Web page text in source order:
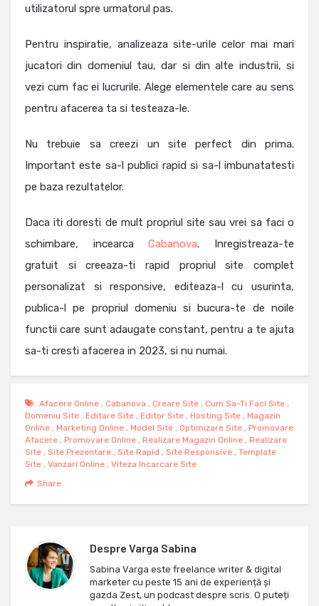
utilizatorul spre urmatorul pas.
Pentru inspiratie, analizeaza site-urile celor mai mari
jucatori din domeniul tau, dar si din alte industrii, si
vezi cum fac ei lucrurile. Alege elementele care au sens
pentru afacerea ta si testeaza-le.
Nu trebuie sa creezi un site perfect din prima.
Important este sa-l publici rapid si sa-l imbunatatesti
pe baza rezultatelor.
Daca iti doresti de mult propriul site sau vrei sa faci o
schimbare, incearcaCabanova. Inregistreaza-te
gratuit si creeaza-ti rapid propriul site complet
personalizat si responsive, editeaza-l cu usurinta,
publica-l pe propriul domeniu si bucura-te de noile
functii care sunt adaugate constant, pentru a te ajuta
sa-ti cresti afacerea in 2023, si nu numai.
Afacere Online Cabanova Creare Site Cum Sa-Ti Faci Site
Domeniu Site
Editare Site Editor Site Hosting Site
Magazin
Online
Marketing Online Model Site Optimizare Site
Promovare
Afacere
Promovare Online Realizare Magazin Online
Realizare
Site
Site Prezentare Site Rapid Site Responsive
Template
Site
Vanzari Online
Viteza Incarcare Site
Share
Despre Varga Sabina
Sabina Varga este freelance writer & digital
marketer cu peste 15 ani de experiență și
gazda Zest, un podcast despre scris. O puteți